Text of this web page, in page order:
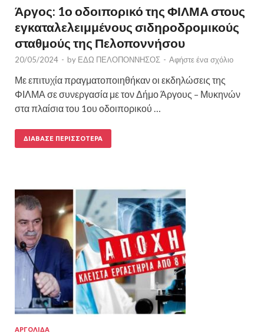
Άργος: 1ο οδοιπορικό της ΦΙΛΜΑ στους
εγκαταλελειμμένους σιδηροδρομικούς
σταθμούς της Πελοποννήσου
20/05/2024 - by ΕΔΩ ΠΕΛΟΠΟΝΝΗΣΟΣ - Αφήστε ένα σχόλιο
Με επιτυχία πραγματοποιηθήκαν οι εκδηλώσεις της
ΦΙΛΜΑ σε συνεργασία με τον Δήμο Άργους – Μυκηνών
στα πλαίσια του 1ου οδοιπορικού …
ΔΙΆΒΑΣΕ ΠΕΡΙΣΣΌΤΕΡΑ
ΑΡΓΟΛΙΔΑ